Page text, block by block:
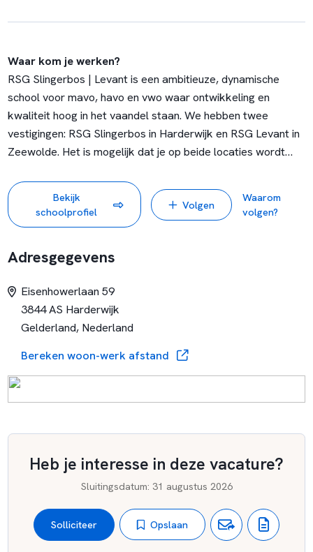
Waar kom je werken?
RSG Slingerbos | Levant is een ambitieuze, dynamische
school voor mavo, havo en vwo waar ontwikkeling en
kwaliteit hoog in het vaandel staan. We hebben twee
vestigingen: RSG Slingerbos in Harderwijk en RSG Levant in
Zeewolde. Het is mogelijk dat je op beide locaties wordt
Onze school telt ongeveer 1800 leerlingen en is gehuisvest
in twee lichte, frisse, moderne gebouwen. Op beide locaties
bieden wij volledige basisvorming en eindonderwijs vmbo
Slingerbos in Harderwijk.
Aurora OnderwijsGroep
Onze school is onderdeel van Aurora OnderwijsGroep. Een
samenwerking tussen primair en voortgezet algemeen
toegankelijk openbaar onderwijs op de Veluwe en omgeving.
Proo zijn onderdeel van Aurora OnderwijsGroep.
Bekijk
schoolprofiel
Volgen
Waarom
volgen?
Adresgegevens
Eisenhowerlaan 59
3844 AS Harderwijk
Gelderland, Nederland
Bereken woon-werk afstand
Heb je interesse in deze vacature?
Sluitingsdatum: 31 augustus 2026
Solliciteer Opslaan